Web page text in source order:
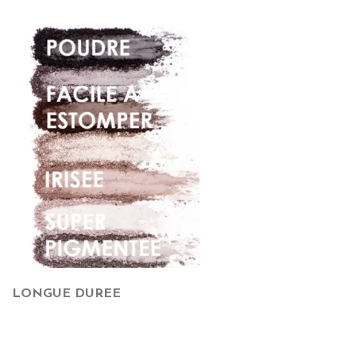
LONGUE DUREE